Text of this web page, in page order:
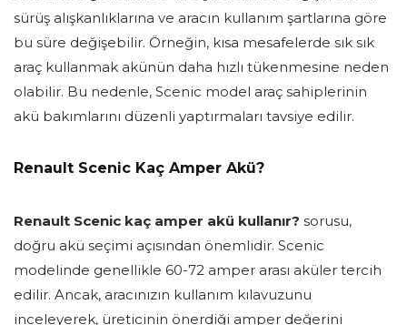
sürüş alışkanlıklarına ve aracın kullanım şartlarına göre
bu süre değişebilir. Örneğin, kısa mesafelerde sık sık
araç kullanmak akünün daha hızlı tükenmesine neden
olabilir. Bu nedenle, Scenic model araç sahiplerinin
akü bakımlarını düzenli yaptırmaları tavsiye edilir.
Renault Scenic Kaç Amper Akü?
Renault Scenic kaç amper akü kullanır? sorusu,
doğru akü seçimi açısından önemlidir. Scenic
modelinde genellikle 60-72 amper arası aküler tercih
edilir. Ancak, aracınızın kullanım kılavuzunu
inceleyerek, üreticinin önerdiği amper değerini